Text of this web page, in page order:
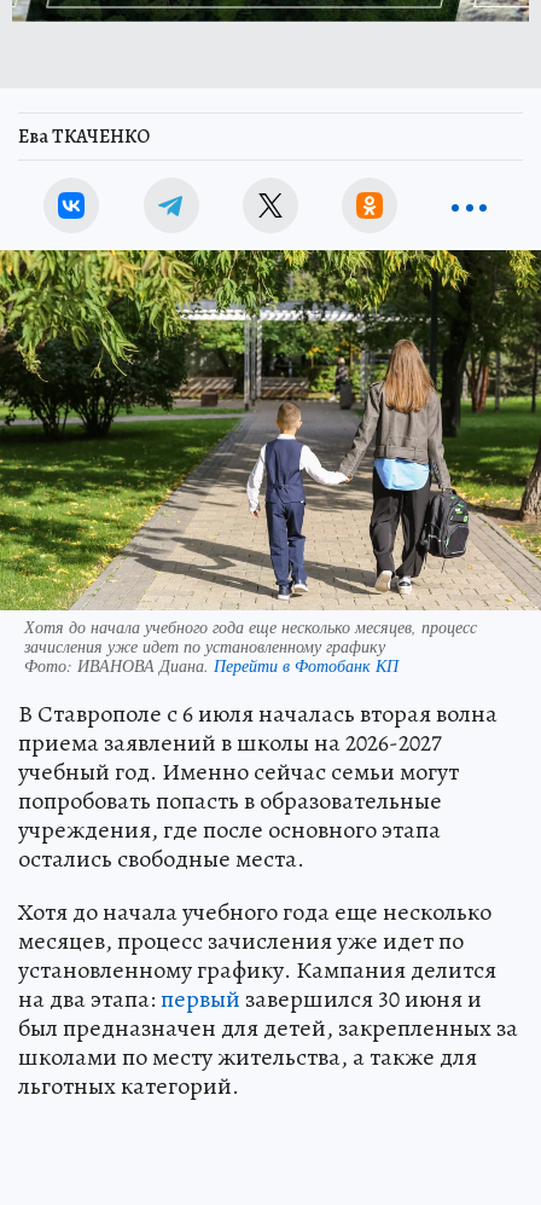
Ева ТКАЧЕНКО
Хотя до начала учебного года еще несколько месяцев, процесс
зачисления уже идет по установленному графику
Фото: ИВАНОВА Диана. Перейти в Фотобанк КП
В Ставрополе с 6 июля началась вторая волна
приема заявлений в школы на 2026-2027
учебный год. Именно сейчас семьи могут
попробовать попасть в образовательные
учреждения, где после основного этапа
остались свободные места.
Хотя до начала учебного года еще несколько
месяцев, процесс зачисления уже идет по
установленному графику. Кампания делится
на два этапа:первый завершился 30 июня и
был предназначен для детей, закрепленных за
школами по месту жительства, а также для
льготных категорий.